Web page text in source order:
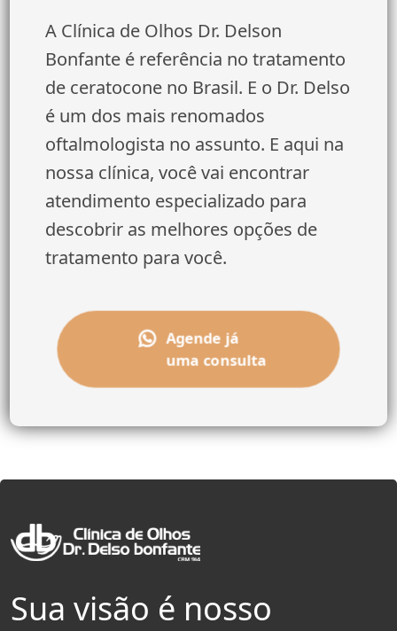
A Clínica de Olhos Dr. Delson
Bonfante é referência no tratamento
de ceratocone no Brasil. E o Dr. Delso
é um dos mais renomados
oftalmologista no assunto. E aqui na
nossa clínica, você vai encontrar
atendimento especializado para
descobrir as melhores opções de
tratamento para você.
Agende já
uma consulta
Sua visão é nosso